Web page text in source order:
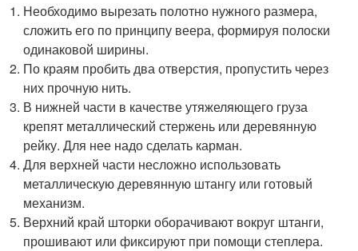
Необходимо вырезать полотно нужного размера,
сложить его по принципу веера, формируя полоски
одинаковой ширины.
По краям пробить два отверстия, пропустить через
них прочную нить.
В нижней части в качестве утяжеляющего груза
крепят металлический стержень или деревянную
рейку. Для нее надо сделать карман.
Для верхней части несложно использовать
металлическую деревянную штангу или готовый
механизм.
Верхний край шторки оборачивают вокруг штанги,
прошивают или фиксируют при помощи степлера.